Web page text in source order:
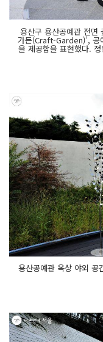
용산구 용산공예관 전
가든(Craft-Garden)’, 공
을 제공함을 표현했다.
용산공예관 옥상 야외 공